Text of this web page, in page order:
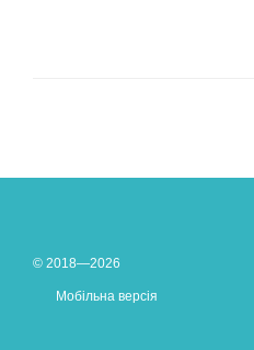
© 2018—2026
Мобільна версія